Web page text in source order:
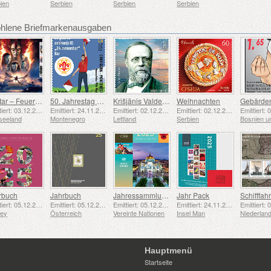
Serbien Serbien Serbien
Briefmarkenausgaben
Avatar – Feuer und Asche
Emittiert: 03.12.2025
50. Jahrestag der Gründung der Pfadfindergruppe „24. November Bar Scout“
Emittiert: 24.11.2025
Montenegro
Krišjānis Valdemārs
Lettland
Weihnachten
Serbien
Emittiert: 05.12.2025
Jahrbuch
Emittiert: 05.12.2025
Österreich
Jahressammlungsmappe (New York)
Emittiert: 05.12.2025
Vereinte Nationen
Jahr Pack
Emittiert: 24.11.2025
Insel Man
Hauptmenü
Startseite